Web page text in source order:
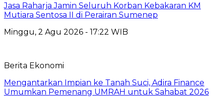
Jasa Raharja Jamin Seluruh Korban Kebakaran KM
Mutiara Sentosa II di Perairan Sumenep
Minggu, 2 Agu 2026 - 17:22 WIB
Berita Ekonomi
Mengantarkan Impian ke Tanah Suci, Adira Finance
Umumkan Pemenang UMRAH untuk Sahabat 2026